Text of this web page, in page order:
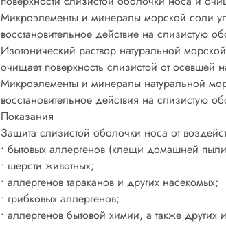
Микроэлементы и минералы морской соли
восстановительное действие на слизистую
Изотонический раствор натуральной
очищает поверхность слизистой от
Микроэлементы и минералы натуральной
восстановительное действия на слизистую
Показания
Защита слизистой оболочки носа от
• бытовых аллергенов (клещи домашней
• шерсти животных;
• аллергенов тараканов и других насекомых;
• грибковых аллергенов;
• аллергенов бытовой химии, а также